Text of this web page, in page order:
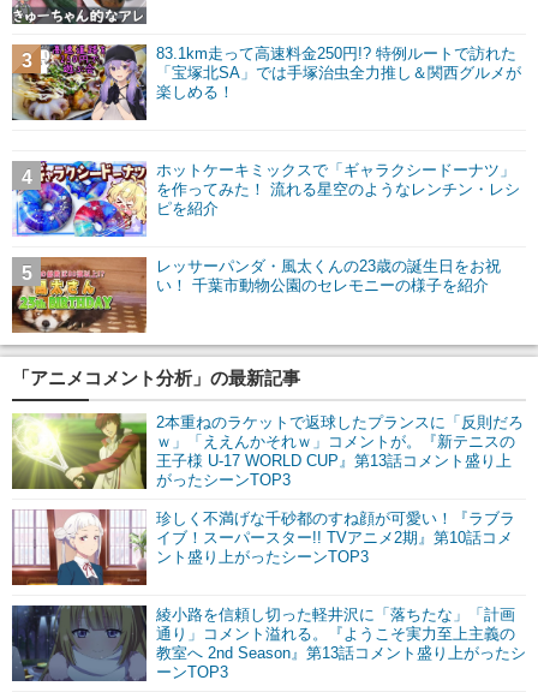
83.1km走って高速料金250円!? 特例ルートで訪れた
「宝塚北SA」では手塚治虫全力推し＆関西グルメが
楽しめる！
3
ホットケーキミックスで「ギャラクシードーナツ」
を作ってみた！ 流れる星空のようなレンチン・レシ
ピを紹介
4
レッサーパンダ・風太くんの23歳の誕生日をお祝
い！ 千葉市動物公園のセレモニーの様子を紹介
5
「アニメコメント分析」の最新記事
2本重ねのラケットで返球したプランスに「反則だろ
ｗ」「ええんかそれｗ」コメントが。『新テニスの
王子様 U-17 WORLD CUP』第13話コメント盛り上
がったシーンTOP3
珍しく不満げな千砂都のすね顔が可愛い！『ラブラ
イブ！スーパースター!! TVアニメ2期』第10話コメ
ント盛り上がったシーンTOP3
綾小路を信頼し切った軽井沢に「落ちたな」「計画
通り」コメント溢れる。『ようこそ実力至上主義の
教室へ 2nd Season』第13話コメント盛り上がったシ
ーンTOP3